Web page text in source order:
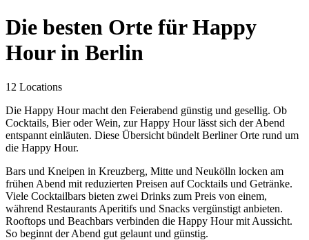
Die besten Orte für Happy
Hour in Berlin
12 Locations
Die Happy Hour macht den Feierabend günstig und gesellig. Ob
Cocktails, Bier oder Wein, zur Happy Hour lässt sich der Abend
entspannt einläuten. Diese Übersicht bündelt Berliner Orte rund um
die Happy Hour.
Bars und Kneipen in Kreuzberg, Mitte und Neukölln locken am
frühen Abend mit reduzierten Preisen auf Cocktails und Getränke.
Viele Cocktailbars bieten zwei Drinks zum Preis von einem,
während Restaurants Aperitifs und Snacks vergünstigt anbieten.
Rooftops und Beachbars verbinden die Happy Hour mit Aussicht.
So beginnt der Abend gut gelaunt und günstig.